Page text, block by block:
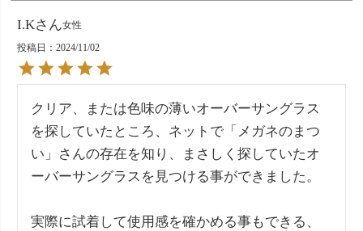
I.K
女性
投稿日
2024/11/02
クリア、または色味の薄いオーバーサングラス
を探していたところ、ネットで「メガネのまつ
い」さんの存在を知り、まさしく探していたオ
ーバーサングラスを見つける事ができました。
実際に試着して使用感を確かめる事もできる、